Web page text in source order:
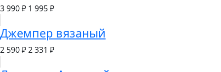
3 990 ₽ 1 995 ₽
Джемпер вязаный
2 590 ₽2 331 ₽